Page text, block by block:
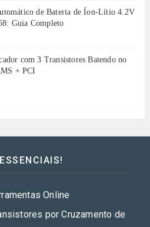
de Bateria de Íon-Lítio 4.2V
Guia Completo
com 3 Transistores Batendo no
+ PCI
Online
por Cruzamento de